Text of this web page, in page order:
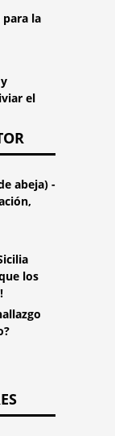
para la
el
abeja) -
los